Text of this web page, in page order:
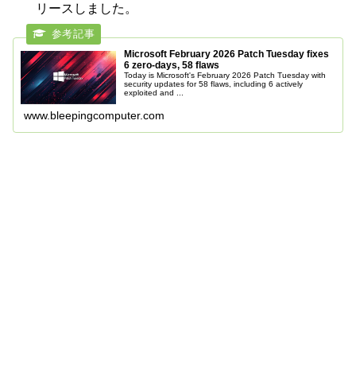
リースしました。
Microsoft February 2026 Patch Tuesday fixes
6 zero-days, 58 flaws
Today is Microsoft's February 2026 Patch Tuesday with
security updates for 58 flaws, including 6 actively
exploited and ...
www.bleepingcomputer.com